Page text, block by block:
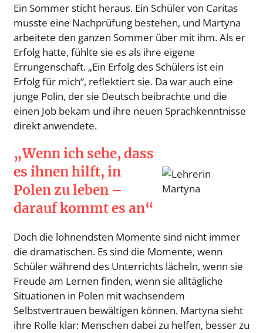
Ein Sommer sticht heraus. Ein Schüler von Caritas
musste eine Nachprüfung bestehen, und Martyna
arbeitete den ganzen Sommer über mit ihm. Als er
Erfolg hatte, fühlte sie es als ihre eigene
Errungenschaft. „Ein Erfolg des Schülers ist ein
Erfolg für mich“, reflektiert sie. Da war auch eine
junge Polin, der sie Deutsch beibrachte und die
einen Job bekam und ihre neuen Sprachkenntnisse
direkt anwendete.
„Wenn ich sehe, dass
es ihnen hilft, in
Polen zu leben –
darauf kommt es an“
Doch die lohnendsten Momente sind nicht immer
die dramatischen. Es sind die Momente, wenn
Schüler während des Unterrichts lächeln, wenn sie
Freude am Lernen finden, wenn sie alltägliche
Situationen in Polen mit wachsendem
Selbstvertrauen bewältigen können. Martyna sieht
ihre Rolle klar: Menschen dabei zu helfen, besser zu